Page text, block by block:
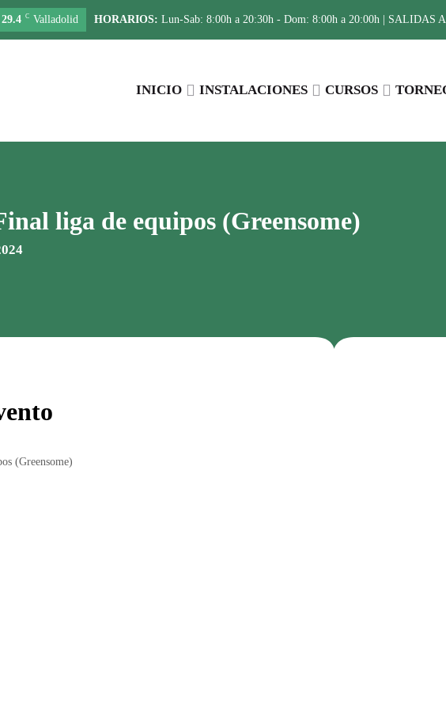
29.4 C Valladolid HORARIOS: Lun-Sab: 8:00h a 20:30h - Dom: 8:00h a 20:00h | SALIDAS
INICIO INSTALACIONES CURSOS
liga de equipos (Greensome)
(Greensome)